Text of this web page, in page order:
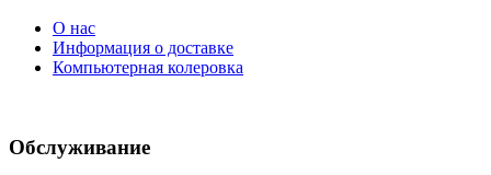
О нас
Информация о доставке
Компьютерная колеровка
Обслуживание